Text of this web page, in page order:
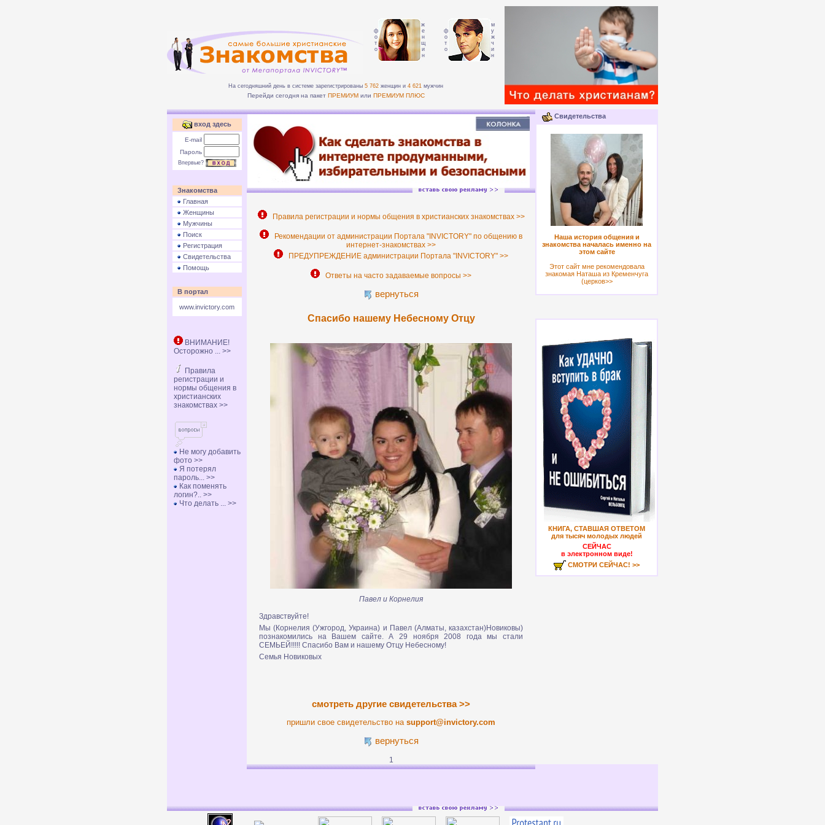
ф
о
т
о
ж
е
н
щ
и
н
ф
о
т
о
м
у
ж
ч
и
н
На сегодняшний день в системе зарегистрированы 5 762 женщин и 4 621 мужчин
Перейди сегодня на пакет ПРЕМИУМили ПРЕМИУМ ПЛЮС
вход здесь
E-mail
Пароль
Впервые?
Знакомства
Главная
Женщины
Мужчины
Поиск
Регистрация
Свидетельства
Помощь
В портал
www.invictory.com
ВНИМАНИЕ!
Осторожно ... >>
Правила
регистрации и
нормы общения в
христианских
знакомствах >>
Не могу добавить
фото >>
Я потерял
пароль... >>
Как поменять
логин?.. >>
Что делать ... >>
Правила регистрации и нормы общения в христианских знакомствах >>
Рекомендации от администрации Портала "INVICTORY" по общению в
интернет-знакомствах >>
ПРЕДУПРЕЖДЕНИЕ администрации Портала "INVICTORY" >>
Ответы на часто задаваемые вопросы >>
вернуться
Спасибо нашему Небесному Отцу
Павел и Корнелия
Здравствуйте!
Мы (Корнелия (Ужгород, Украина) и Павел (Алматы, казахстан)Новиковы)
познакомились на Вашем сайте. А 29 ноября 2008 года мы стали
СЕМЬЕЙ!!!!! Спасибо Вам и нашему Отцу Небесному!
Семья Новиковых
смотреть другие свидетельства >>
пришли свое свидетельство на support@invictory.com
вернуться
1
Свидетельства
Наша история общения и
знакомства началась именно на
этом сайте
Этот сайт мне рекомендовала
знакомая Наташа из Кременчуга
(церков>>
КНИГА, СТАВШАЯ ОТВЕТОМ
для тысяч молодых людей
СЕЙЧАС
в электронном виде!
СМОТРИ СЕЙЧАС! >>